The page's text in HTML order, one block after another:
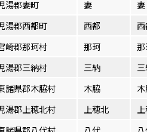
湯郡妻町 妻
妻
湯郡西都町 西都
崎郡那珂村 那珂
湯郡三納村 三納
諸県郡木脇村 木脇
湯郡上穂北村 上穂北